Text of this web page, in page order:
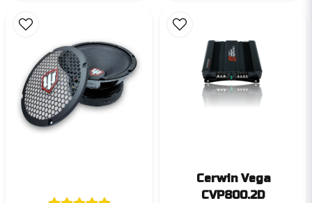
Cerwin Vega
CVP800.2D